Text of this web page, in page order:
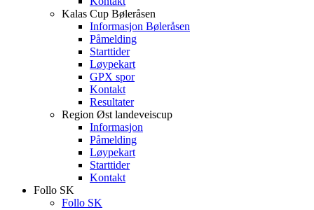
Kalas Cup Bøleråsen
Informasjon Bøleråsen
Påmelding
Starttider
Løypekart
GPX spor
Kontakt
Resultater
Region Øst landeveiscup
Informasjon
Påmelding
Løypekart
Starttider
Kontakt
Follo SK
Follo SK